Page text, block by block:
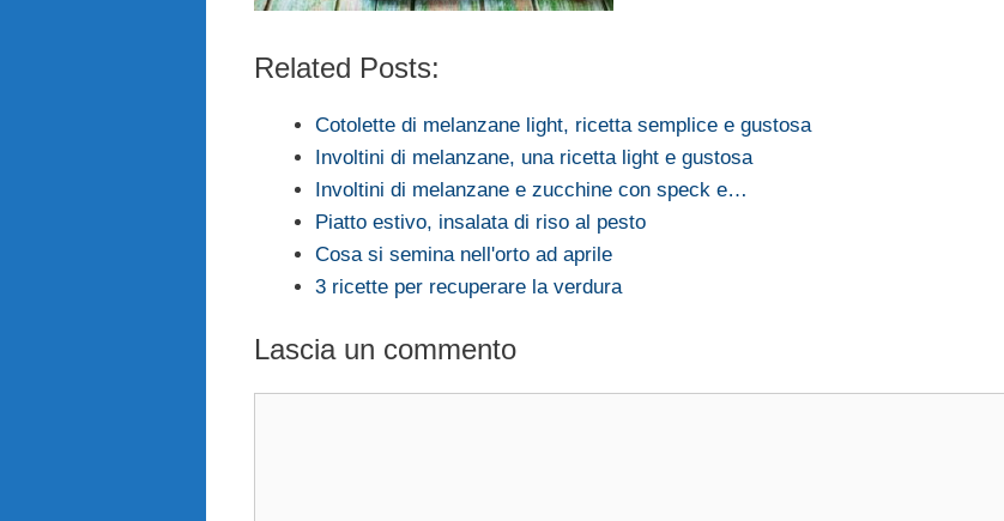
Related Posts:
Cotolette di melanzane light, ricetta semplice e gustosa
Involtini di melanzane, una ricetta light e gustosa
Involtini di melanzane e zucchine con speck e…
Piatto estivo, insalata di riso al pesto
Cosa si semina nell'orto ad aprile
3 ricette per recuperare la verdura
Lascia un commento